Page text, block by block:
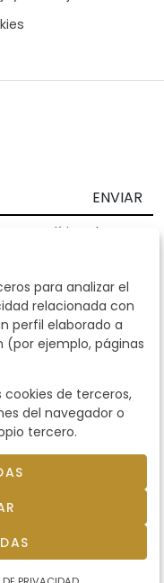
ENVIAR
Política de
informamos que sus
de Subastas Segre con la
Puede ejercitar los
oposición y demás
la normativa vigente
solicitar el envío de
un e-mail a
se aplican la
para analizar el
relacionada con
perfil elaborado a
ejemplo, páginas
de terceros,
del navegador o
tercero.